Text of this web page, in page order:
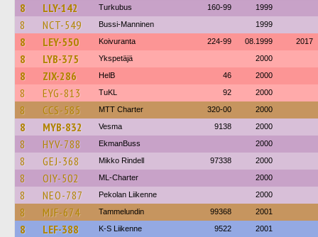
8 LLY-142 Turkubus 160-99 1999
8 NCT-549 Bussi-Manninen 1999
8 LEY-550 Koivuranta 224-99 08.1999 2017
8 LYB-375 Ykspetäjä 2000
8 ZIX-286 HelB 46 2000
8 EYG-813 TuKL 92 2000
8 CCS-585 MTT Charter 320-00 2000
8 MYB-832 Vesma 9138 2000
8 HYV-788 EkmanBuss 2000
8 GEJ-368 Mikko Rindell 97338 2000
8 OIY-502 ML-Charter 2000
8 NEO-787 Pekolan Liikenne 2000
8 MJF-674 Tammelundin 99368 2001
8 LEF-388 K-S Liikenne 9522 2001